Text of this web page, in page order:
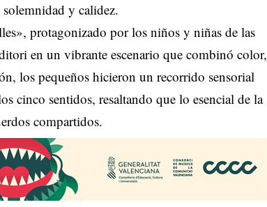
y calidez.
protagonizado por los niños y niñas de las
en un vibrante escenario que combinó color,
los pequeños hicieron un recorrido sensorial
cinco sentidos, resaltando que lo esencial de la
compartidos.